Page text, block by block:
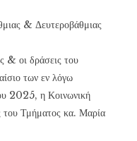
& Δευτεροβάθμιας
& οι δράσεις του
των εν λόγω
2025, η Κοινωνική
του Τμήματος κα. Μαρία